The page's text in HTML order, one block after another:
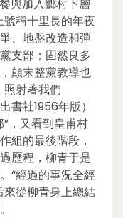
與加入鄉村下層
稱十里長的年夜
、地盤改造和彈
支部；固然良多
顛末整黨教導也
照射著我們
書社1956年版）
，又看到皇甫村
組的最後階段，
歷程，柳青于是
“經過的事況全經
來從柳青身上總結